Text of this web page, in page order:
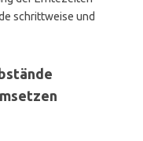
schrittweise und